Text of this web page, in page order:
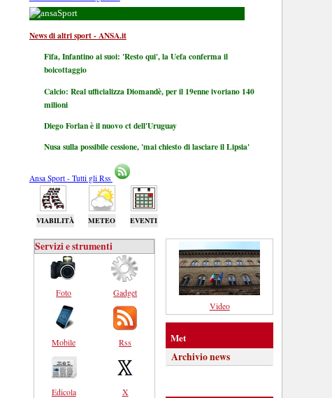
Sport
News di altri sport - ANSA.it
Fifa, Infantino ai suoi: 'Resto qui', la Uefa conferma il
boicottaggio
Calcio: Real ufficializza Diomandè, per il 19enne ivoriano 140
milioni
Diego Forlan è il nuovo ct dell'Uruguay
Nusa sulla possibile cessione, 'mai chiesto di lasciare il Lipsia'
Ansa Sport - Tutti gli Rss
VIABILITÀ METEO EVENTI
Servizi e strumenti
Foto
Mobile
Edicola
Gadget
Rss
X
Video
Met
Archivio news